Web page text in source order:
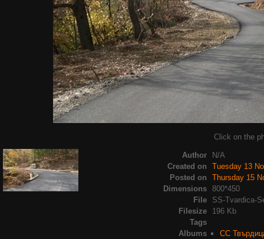
Click on the
Author
N/A
Created on
Tuesday 13
Posted on
Thursday 15
Dimensions
800*450
File
SS-Tvardica-
Filesize
196 Kb
Tags
Albums
СС